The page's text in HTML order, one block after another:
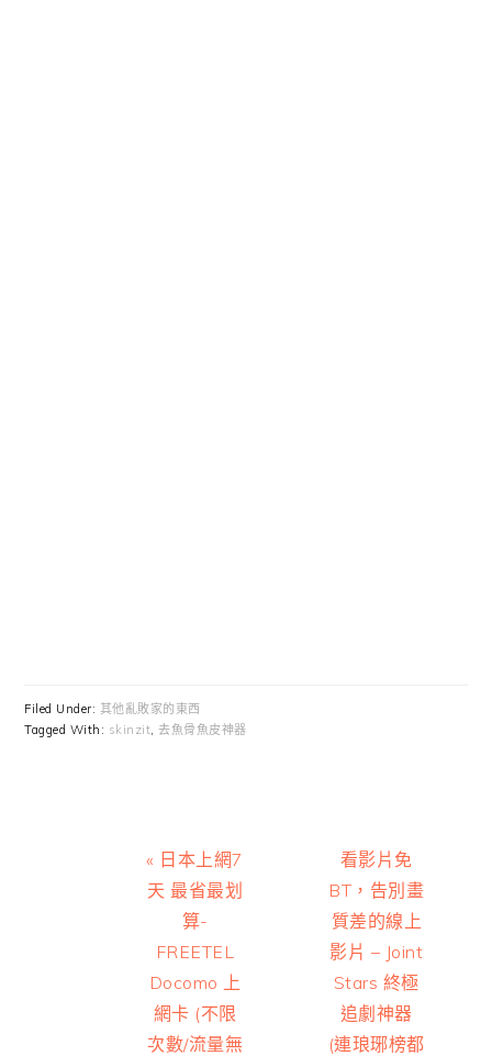
Filed Under: 其他亂敗家的東西
Tagged With: skinzit ,去魚骨魚皮神器
Previous
Post:
« 日本上網7
天 最省最划
算-
FREETEL
Docomo 上
網卡 (不限
次數/流量無
Next
Post:
看影片免
BT，告別畫
質差的線上
影片 – Joint
Stars 終極
追劇神器
(連琅琊榜都